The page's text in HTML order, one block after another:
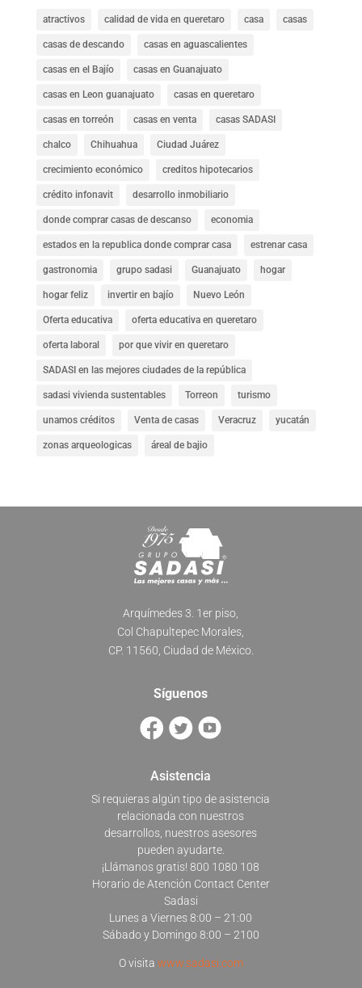
atractivos calidad de vida en queretaro casa casas
casas de descando casas en aguascalientes
casas en el Bajío casas en Guanajuato
casas en Leon guanajuato casas en queretaro
casas en torreón casas en venta casas SADASI
chalco Chihuahua Ciudad Juárez
crecimiento económico creditos hipotecarios
crédito infonavit desarrollo inmobiliario
donde comprar casas de descanso economia
estados en la republica donde comprar casa estrenar casa
gastronomia grupo sadasi Guanajuato hogar
hogar feliz invertir en bajío Nuevo León
Oferta educativa oferta educativa en queretaro
oferta laboral por que vivir en queretaro
SADASI en las mejores ciudades de la república
sadasi vivienda sustentables Torreon turismo
unamos créditos Venta de casas Veracruz yucatán
zonas arqueologicas áreal de bajio
Arquímedes 3. 1er piso,
Col Chapultepec Morales,
CP. 11560, Ciudad de México.
Síguenos
Asistencia
Si requieras algún tipo de asistencia
relacionada con nuestros
desarrollos, nuestros asesores
pueden ayudarte.
¡Llámanos gratis! 800 1080 108
Horario de Atención Contact Center
Sadasi
Lunes a Viernes 8:00 – 21:00
Sábado y Domingo 8:00 – 2100
O visita www.sadasi.com